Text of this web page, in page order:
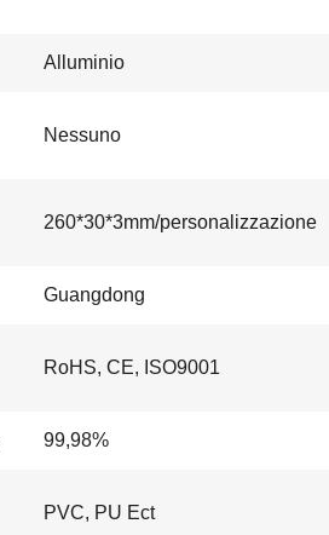
Alluminio
Nessuno
260*30*3mm/personalizzazione
Guangdong
RoHS, CE, ISO9001
99,98%
PVC, PU Ect